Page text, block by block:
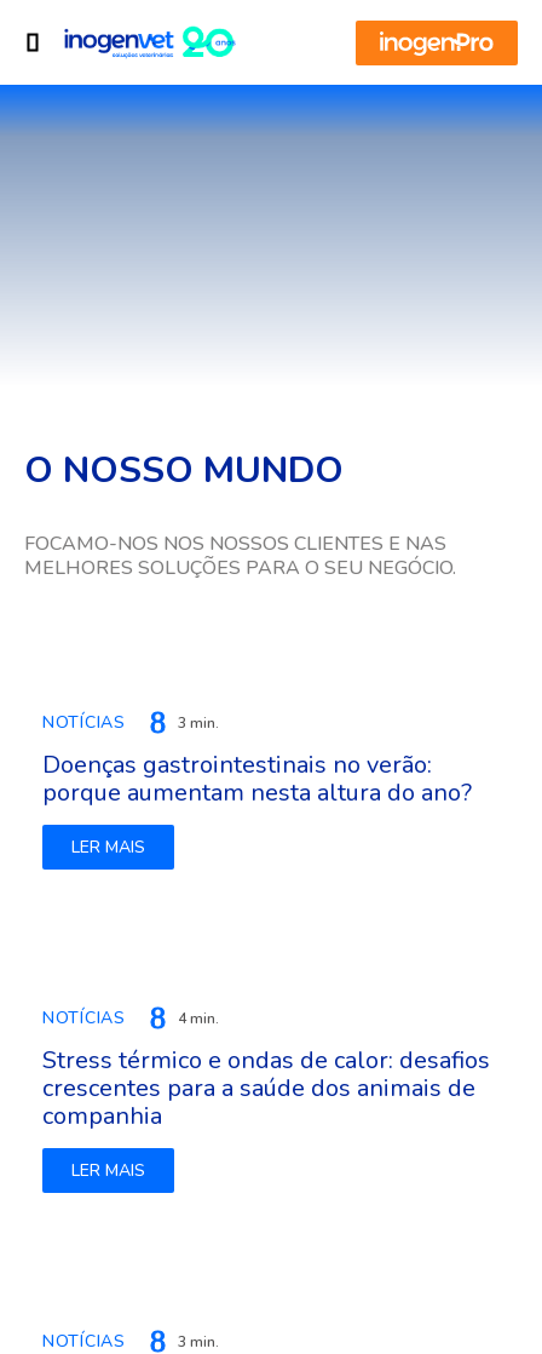
O NOSSO MUNDO
FOCAMO-NOS NOS NOSSOS CLIENTES E NAS
MELHORES SOLUÇÕES PARA O SEU NEGÓCIO.
NOTÍCIAS 3 min.
Doenças gastrointestinais no verão:
porque aumentam nesta altura do ano?
LER MAIS
NOTÍCIAS 4 min.
Stress térmico e ondas de calor: desafios
crescentes para a saúde dos animais de
companhia
LER MAIS
NOTÍCIAS 3 min.